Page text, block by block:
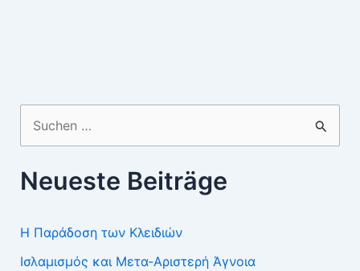
nach:
Neueste Beiträge
Η Παράδοση των Κλειδιών
Ισλαμισμός και Μετα-Αριστερή Άγνοια